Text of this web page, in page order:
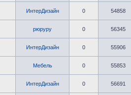
ИнтерДизайн 0 54858
рюруру 0 56345
ИнтерДизайн 0 55906
Мебель 0 55853
ИнтерДизайн 0 56691